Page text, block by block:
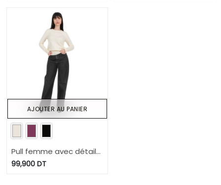
Pull femme avec détail
broderie en maille fine
99,900DT
AJOUTER AU PANIER